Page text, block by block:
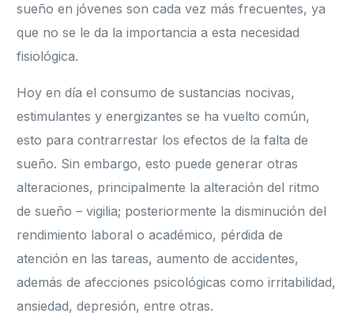
sueño en jóvenes son cada vez más frecuentes, ya
que no se le da la importancia a esta necesidad
fisiológica.
Hoy en día el consumo de sustancias nocivas,
estimulantes y energizantes se ha vuelto común,
esto para contrarrestar los efectos de la falta de
sueño. Sin embargo, esto puede generar otras
alteraciones, principalmente la alteración del ritmo
de sueño – vigilia; posteriormente la disminución del
rendimiento laboral o académico, pérdida de
atención en las tareas, aumento de accidentes,
además de afecciones psicológicas como irritabilidad,
ansiedad, depresión, entre otras.